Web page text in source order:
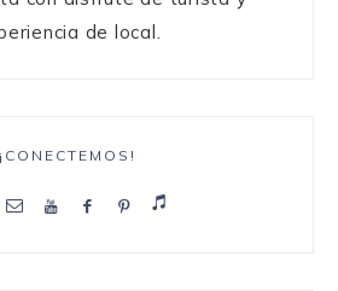
de local.
¡CONECTEMOS!